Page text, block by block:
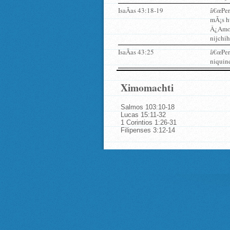
IsaÃ­as 43:18-19
mÃ¡s
IsaÃ­as 43:25
Ximomachti
Salmos 103:10-18
Lucas 15:11-32
1 Corintios 1:26-31
Filipenses 3:12-14